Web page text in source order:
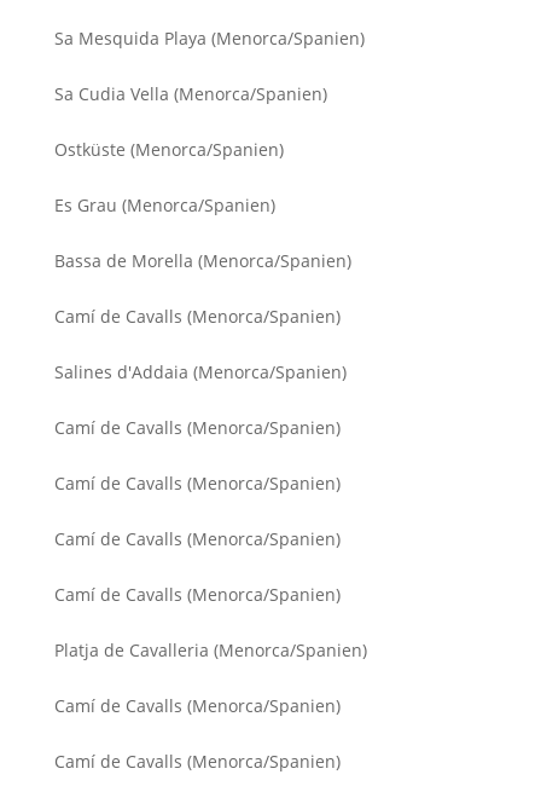
Sa Mesquida Playa (Menorca/Spanien)
Sa Cudia Vella (Menorca/Spanien)
Ostküste (Menorca/Spanien)
Es Grau (Menorca/Spanien)
Bassa de Morella (Menorca/Spanien)
Camí de Cavalls (Menorca/Spanien)
Salines d'Addaia (Menorca/Spanien)
Camí de Cavalls (Menorca/Spanien)
Camí de Cavalls (Menorca/Spanien)
Camí de Cavalls (Menorca/Spanien)
Camí de Cavalls (Menorca/Spanien)
Platja de Cavalleria (Menorca/Spanien)
Camí de Cavalls (Menorca/Spanien)
Camí de Cavalls (Menorca/Spanien)